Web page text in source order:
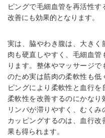
ピングで毛細血管を再活性
改善にも効果的となります。
実は、脇やわき腹は、大き
肉も硬直しやすく、毛細血
ります。整体やマッサージ
のため実は筋肉の柔軟性も低
ピングにより柔軟性と血行
柔軟性を改善するのにかなり
リンパが滞りやすく、むく
カッピングするのは、血行
果も得られます。